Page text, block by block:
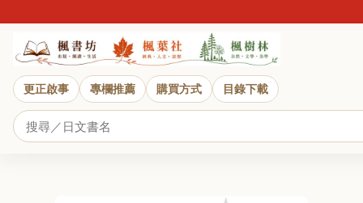
更正啟事 專欄推薦 購買方式 目錄下載